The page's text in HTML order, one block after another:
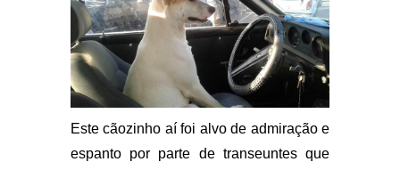
Este cãozinho aí foi alvo de admiração e
espanto por parte de transeuntes que